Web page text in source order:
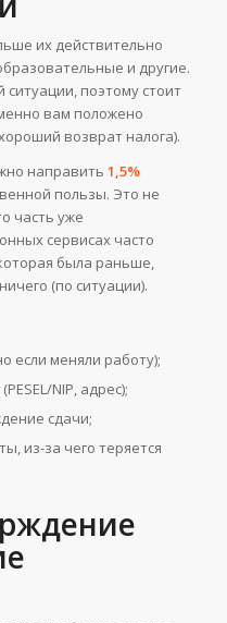
их действительно
и другие.
поэтому стоит
вам положено
возврат налога).
направить 1,5%
пользы. Это не
часть уже
сервисах часто
была раньше,
(по ситуации).
если меняли работу);
NIP, адрес);
сдачи;
из-за чего теряется